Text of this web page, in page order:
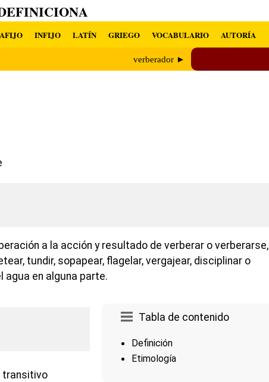
AFIJO INFIJO LATÍN GRIEGO VOCABULARIO AUTORÍA
verberador ►
a la acción y resultado de verberar o verberarse,
tundir, sopapear, flagelar, vergajear, disciplinar o
agua en alguna parte.
Tabla de contenido
Definición
Etimología
transitivo